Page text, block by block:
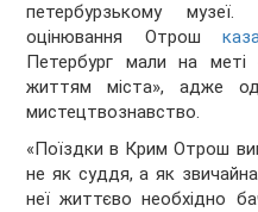
петербурзькому музеї.
оцінювання Отрош
Петербург мали на меті
життям міста», адже
мистецтвознавство.
«Поїздки в Крим Отрош
не як суддя, а як
неї життєво необхідно